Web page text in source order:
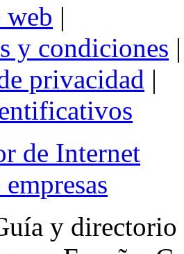
web |
y condiciones |
privacidad |
de Internet
y directorio